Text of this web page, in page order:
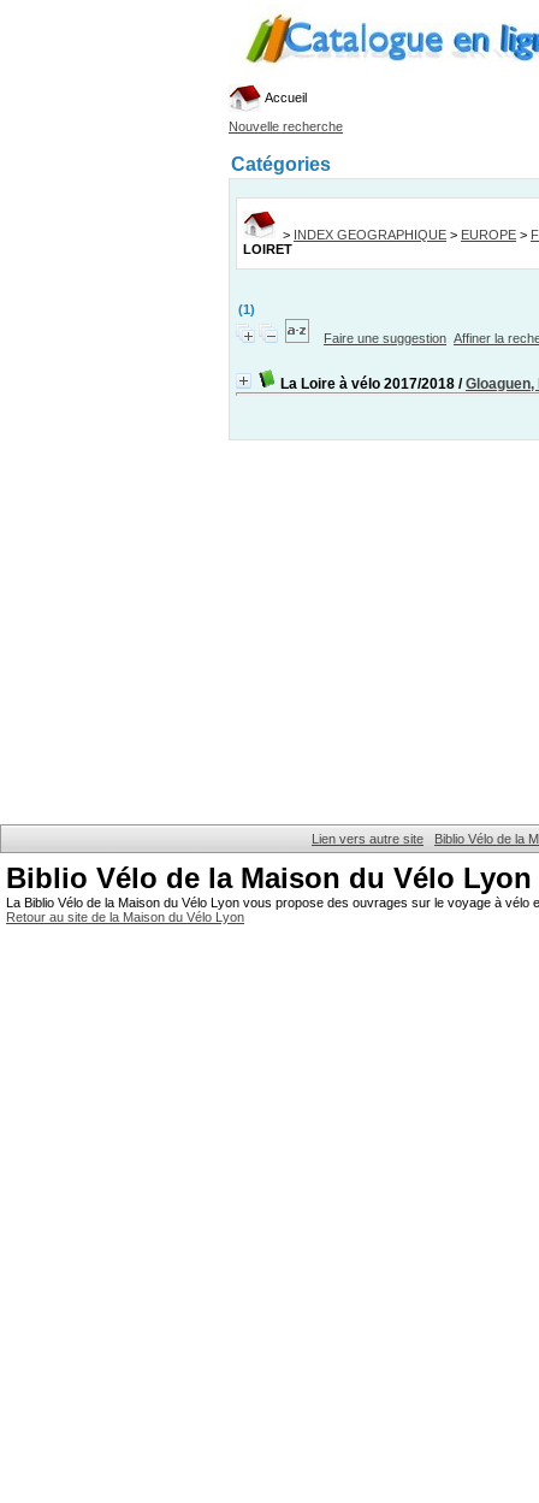
Accueil
Nouvelle recherche
Catégories
> INDEX GEOGRAPHIQUE > EUROPE >
LOIRET
(1)
Faire une suggestion Affiner la
La Loire à vélo 2017/2018 /Gloaguen,
Lien vers autre site Biblio Vélo de la
Biblio Vélo de la Maison du Vélo Lyon
La Biblio Vélo de la Maison du Vélo Lyon vous propose des ouvrages sur le voyage à
Retour au site de la Maison du Vélo Lyon